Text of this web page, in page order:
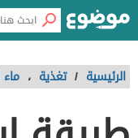
الرئيسية / تغذية ، ماء